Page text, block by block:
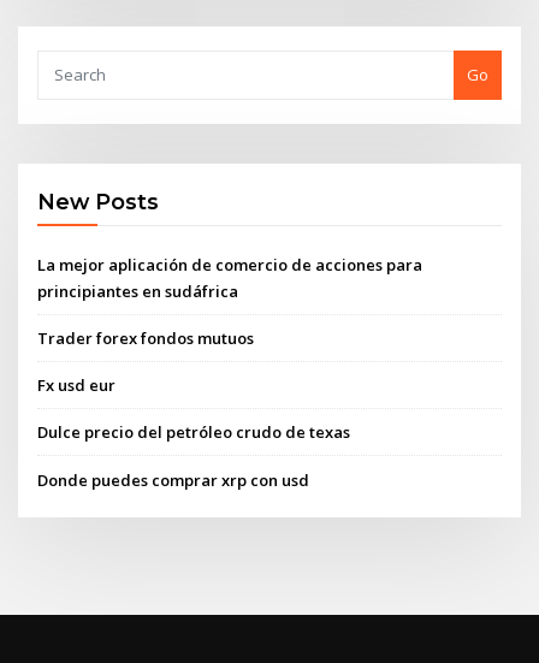
Go
New Posts
La mejor aplicación de comercio de acciones para
principiantes en sudáfrica
Trader forex fondos mutuos
Fx usd eur
Dulce precio del petróleo crudo de texas
Donde puedes comprar xrp con usd